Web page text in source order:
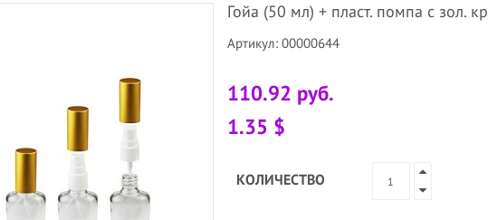
Гойа (50 мл) + пласт. помпа с зол. кр
Артикул: 00000644
110.92 руб.
1.35 $
КОЛИЧЕСТВО